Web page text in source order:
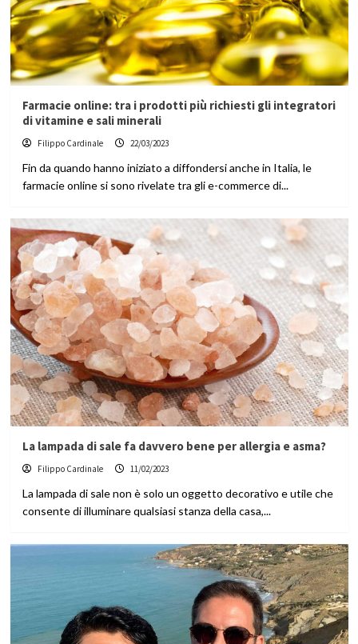
Farmacie online: tra i prodotti più richiesti gli integratori
di vitamine e sali minerali
Filippo Cardinale 22/03/2023
Fin da quando hanno iniziato a diffondersi anche in Italia, le
farmacie online si sono rivelate tra gli e-commerce di...
La lampada di sale fa davvero bene per allergia e asma?
Filippo Cardinale 11/02/2023
La lampada di sale non è solo un oggetto decorativo e utile che
consente di illuminare qualsiasi stanza della casa,...